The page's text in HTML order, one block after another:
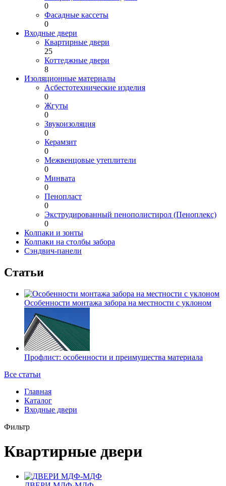
0
Фасадные кассеты
0
Входные двери
Квартирные двери
25
Коттеджные двери
8
Изоляционные материалы
Асбестотехнические изделия
0
Жгуты
0
Звукоизоляция
0
Керамзит
0
Межвенцовые утеплители
0
Минвата
0
Пенопласт
0
Экструдированный пенополистирол (Пеноплекс)
0
Колпаки и зонты
Колпаки на столбы забора
Сэндвич-панели
Статьи
Особенности монтажа забора на местности с уклоном
Профлист: особенности и преимущества материала
Все статьи
Главная
Каталог
Входные двери
Фильтр
Квартирные двери